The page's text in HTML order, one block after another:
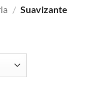
/ Suavizante